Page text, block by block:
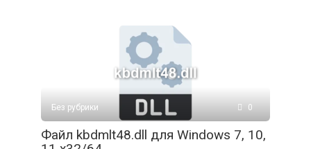
Без рубрики 0
Файл kbdmlt48.dll для Windows 7, 10,